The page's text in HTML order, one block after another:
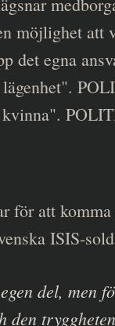
möjlighet att
det egna
för att
ISIS-
del, men
den